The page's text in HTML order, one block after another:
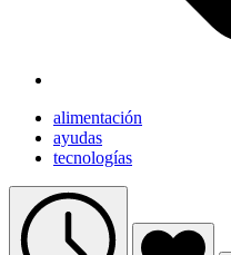
alimentación
ayudas
tecnologías